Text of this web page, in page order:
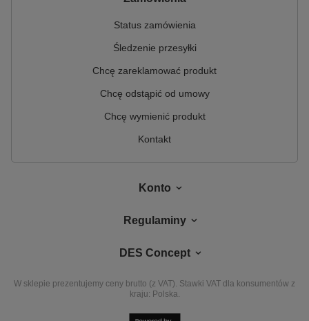
Status zamówienia
Śledzenie przesyłki
Chcę zareklamować produkt
Chcę odstąpić od umowy
Chcę wymienić produkt
Kontakt
Konto
Regulaminy
DES Concept
W sklepie prezentujemy ceny brutto (z VAT). Stawki VAT dla konsumentów z
kraju: Polska.